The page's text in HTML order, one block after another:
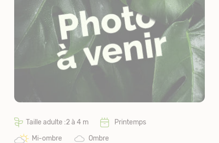
Taille adulte :2 à 4 m
Printemps
Mi-ombre
Ombre